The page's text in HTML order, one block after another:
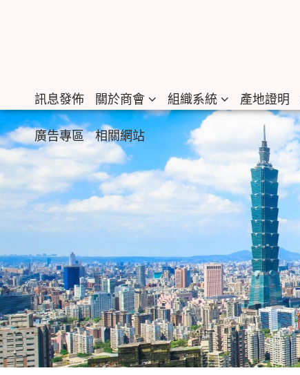
訊息發佈 關於商會 組織系統 產地證明
廣告專區 相關網站